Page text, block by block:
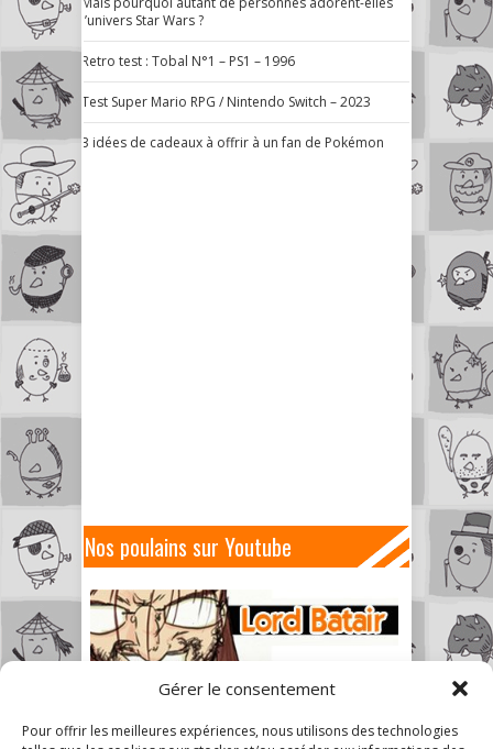
Gérer le consentement
Pour offrir les meilleures expériences, nous utilisons des technologies
l’univers Star Wars ?
Retro test : Tobal N°1 – PS1 – 1996
Test Super Mario RPG / Nintendo Switch – 2023
3 idées de cadeaux à offrir à un fan de Pokémon
Nos poulains sur Youtube